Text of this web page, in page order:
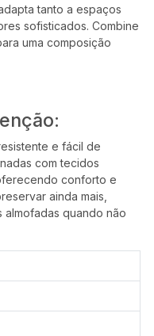
tanto a espaços
sofisticados. Combine
uma composição
e fácil de
com tecidos
conforto e
ainda mais,
quando não